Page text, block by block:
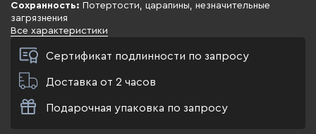
Сохранность: Потертости, царапины, незначительные
загрязнения
Все характеристики
Сертификат подлинности по запросу
Доставка от 2 часов
Подарочная упаковка по запросу